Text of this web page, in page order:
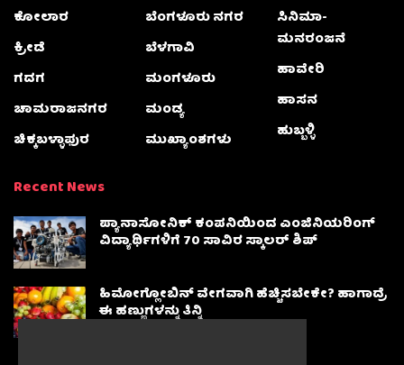
ಕೋಲಾರ
ಕ್ರೀಡೆ
ಗದಗ
ಚಾಮರಾಜನಗರ
ಚಿಕ್ಕಬಳ್ಳಾಫುರ
ಬೆಂಗಳೂರು ನಗರ
ಬೆಳಗಾವಿ
ಮಂಗಳೂರು
ಮಂಡ್ಯ
ಮುಖ್ಯಾಂಶಗಳು
ಸಿನಿಮಾ-
ಮನರಂಜನೆ
ಹಾವೇರಿ
ಹಾಸನ
ಹುಬ್ಬಳ್ಳಿ
Recent News
ಪ್ಯಾನಾಸೋನಿಕ್ ಕಂಪನಿಯಿಂದ ಎಂಜಿನಿಯರಿಂಗ್
ವಿದ್ಯಾರ್ಥಿಗಳಿಗೆ 70 ಸಾವಿರ ಸ್ಕಾಲರ್ ಶಿಪ್
ಹಿಮೋಗ್ಲೋಬಿನ್ ವೇಗವಾಗಿ ಹೆಚ್ಚಿಸಬೇಕೇ? ಹಾಗಾದ್ರೆ
ಈ ಹಣ್ಣುಗಳನ್ನು ತಿನ್ನಿ